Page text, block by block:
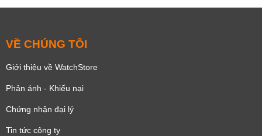
VỀ CHÚNG TÔI
Giới thiệu về WatchStore
Phản ánh - Khiếu nại
Chứng nhận đại lý
Tin tức công ty